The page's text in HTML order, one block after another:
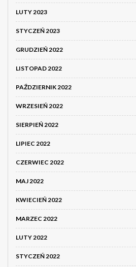
LUTY 2023
STYCZEŃ 2023
GRUDZIEŃ 2022
LISTOPAD 2022
PAŹDZIERNIK 2022
WRZESIEŃ 2022
SIERPIEŃ 2022
LIPIEC 2022
CZERWIEC 2022
MAJ 2022
KWIECIEŃ 2022
MARZEC 2022
LUTY 2022
STYCZEŃ 2022